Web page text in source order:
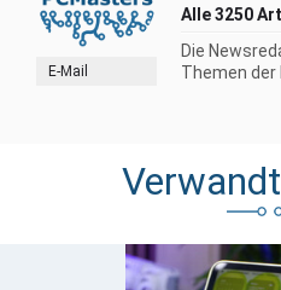
E-Mail
Alle 3250
Die
Themen der